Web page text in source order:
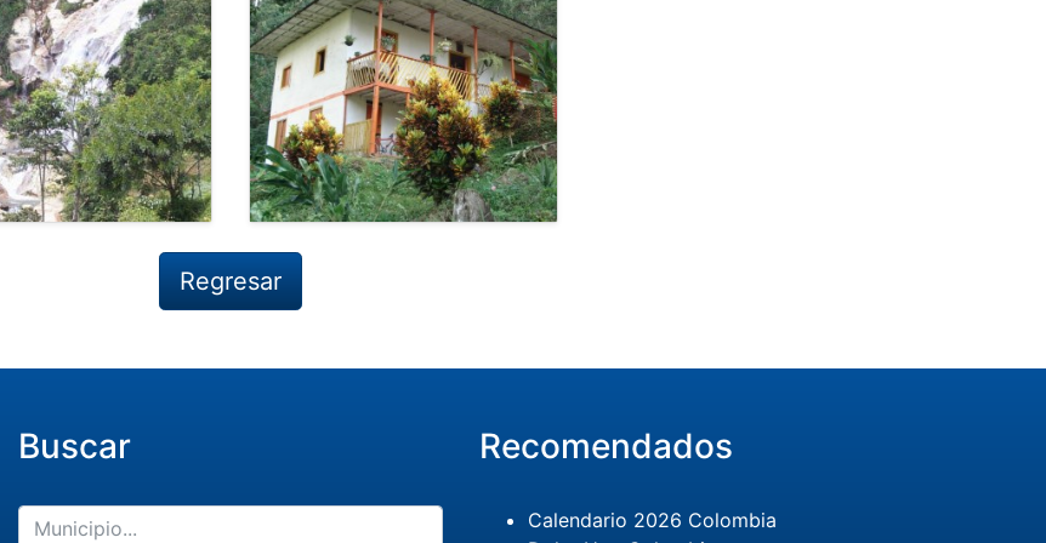
Regresar
Buscar Recomendados
Calendario 2026 Colombia